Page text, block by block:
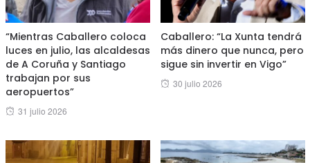
“Mientras Caballero coloca
luces en julio, las alcaldesas
de A Coruña y Santiago
trabajan por sus
aeropuertos”
Posted
31 julio 2026
Caballero: “La Xunta tendrá
más dinero que nunca, pero
sigue sin invertir en Vigo”
Posted
30 julio 2026